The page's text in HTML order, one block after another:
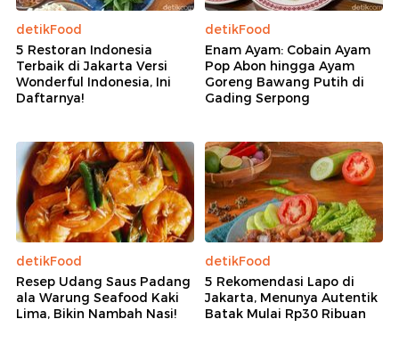
detikFood
5 Restoran Indonesia
Terbaik di Jakarta Versi
Wonderful Indonesia, Ini
Daftarnya!
detikFood
Enam Ayam: Cobain Ayam
Pop Abon hingga Ayam
Goreng Bawang Putih di
Gading Serpong
detikFood
Resep Udang Saus Padang
ala Warung Seafood Kaki
Lima, Bikin Nambah Nasi!
detikFood
5 Rekomendasi Lapo di
Jakarta, Menunya Autentik
Batak Mulai Rp30 Ribuan